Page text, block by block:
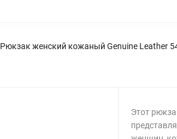
Рюкзак женский кожаный Genuine Leather
Этот